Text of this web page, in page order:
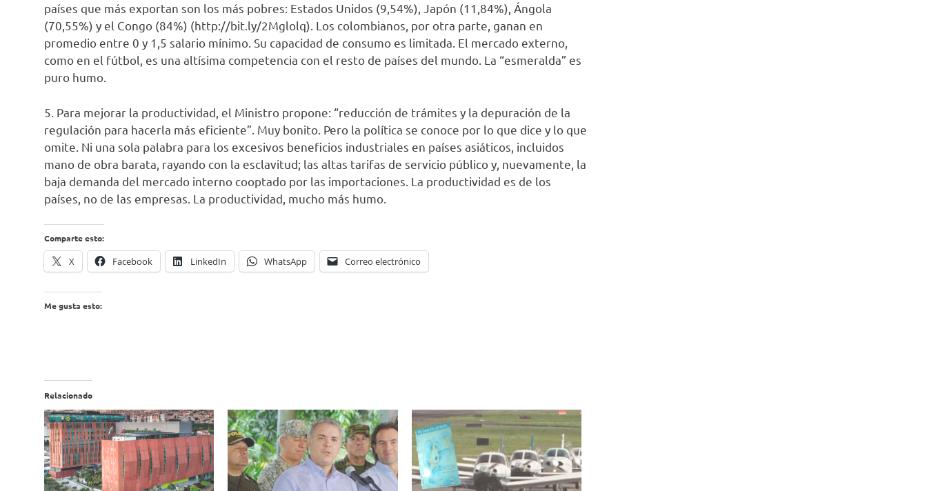
países que más exportan son los más pobres: Estados Unidos (9,54%), Japón (11,84%), Ángola
(70,55%) y el Congo (84%) (http://bit.ly/2Mglolq). Los colombianos, por otra parte, ganan en
promedio entre 0 y 1,5 salario mínimo. Su capacidad de consumo es limitada. El mercado externo,
como en el fútbol, es una altísima competencia con el resto de países del mundo. La “esmeralda” es
puro humo.
5. Para mejorar la productividad, el Ministro propone: “reducción de trámites y la depuración de la
regulación para hacerla más eficiente”. Muy bonito. Pero la política se conoce por lo que dice y lo que
omite. Ni una sola palabra para los excesivos beneficios industriales en países asiáticos, incluidos
mano de obra barata, rayando con la esclavitud; las altas tarifas de servicio público y, nuevamente, la
baja demanda del mercado interno cooptado por las importaciones. La productividad es de los
países, no de las empresas. La productividad, mucho más humo.
Comparte esto:
X Facebook LinkedIn WhatsApp Correo electrónico
Me gusta esto:
Relacionado